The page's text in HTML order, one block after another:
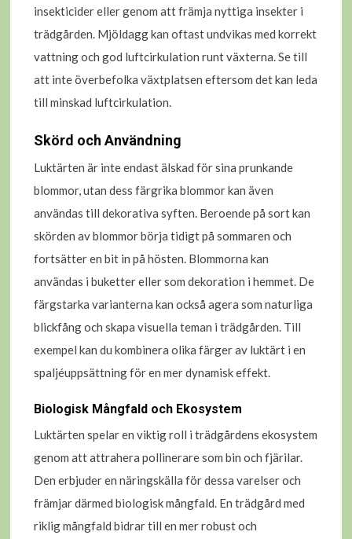
insekticider eller genom att främja nyttiga insekter i
trädgården. Mjöldagg kan oftast undvikas med korrekt
vattning och god luftcirkulation runt växterna. Se till
att inte överbefolka växtplatsen eftersom det kan leda
till minskad luftcirkulation.
Skörd och Användning
Luktärten är inte endast älskad för sina prunkande
blommor, utan dess färgrika blommor kan även
användas till dekorativa syften. Beroende på sort kan
skörden av blommor börja tidigt på sommaren och
fortsätter en bit in på hösten. Blommorna kan
användas i buketter eller som dekoration i hemmet. De
färgstarka varianterna kan också agera som naturliga
blickfång och skapa visuella teman i trädgården. Till
exempel kan du kombinera olika färger av luktärt i en
spaljéuppsättning för en mer dynamisk effekt.
Biologisk Mångfald och Ekosystem
Luktärten spelar en viktig roll i trädgårdens ekosystem
genom att attrahera pollinerare som bin och fjärilar.
Den erbjuder en näringskälla för dessa varelser och
främjar därmed biologisk mångfald. En trädgård med
riklig mångfald bidrar till en mer robust och